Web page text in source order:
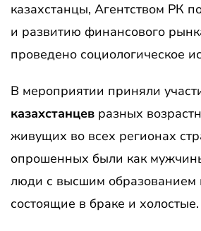
казахстанцы, Агентством РК
и развитию финансового
проведено социологическое
В мероприятии приняли
казахстанцев разных
живущих во всех регионах
опрошенных были как
люди с высшим образованием
состоящие в браке и холостые.